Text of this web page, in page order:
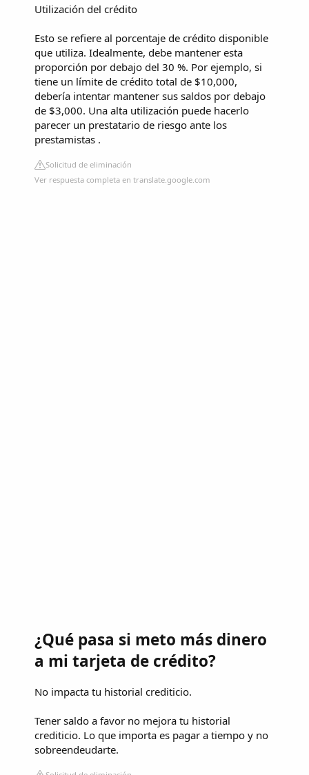
Utilización del crédito
Esto se refiere al porcentaje de crédito disponible
que utiliza. Idealmente, debe mantener esta
proporción por debajo del 30 %. Por ejemplo, si
tiene un límite de crédito total de $10,000,
debería intentar mantener sus saldos por debajo
de $3,000. Una alta utilización puede hacerlo
parecer un prestatario de riesgo ante los
prestamistas .
Solicitud de eliminación
Ver respuesta completa en translate.google.com
¿Qué pasa si meto más dinero
a mi tarjeta de crédito?
No impacta tu historial crediticio.
Tener saldo a favor no mejora tu historial
crediticio. Lo que importa es pagar a tiempo y no
sobreendeudarte.